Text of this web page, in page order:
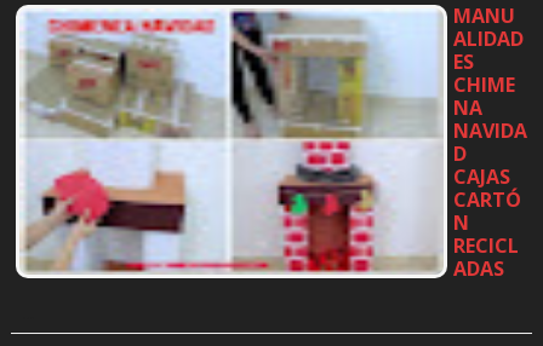
MANU
ALIDAD
ES
CHIME
NA
NAVIDA
D
CAJAS
CARTÓ
N
RECICL
ADAS